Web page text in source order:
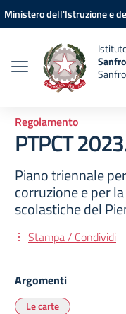
Vai ai contenuti
Vai al menu di navigazione
Vai al footer
Ministero dell'Istruzione e
Regolamento
PTPCT
Piano triennale
corruzione e per
scolastiche del
Stampa / Condividi
Argomenti
Le carte